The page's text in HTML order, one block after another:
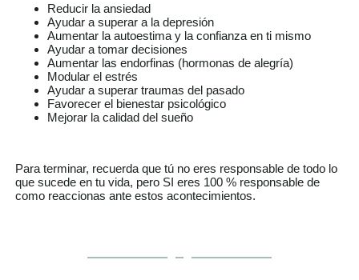
Reducir la ansiedad
Ayudar a superar a la depresión
Aumentar la autoestima y la confianza en ti mismo
Ayudar a tomar decisiones
Aumentar las endorfinas (hormonas de alegría)
Modular el estrés
Ayudar a superar traumas del pasado
Favorecer el bienestar psicológico
Mejorar la calidad del sueño
Para terminar, recuerda que tú no eres responsable de todo lo
que sucede en tu vida, pero SI eres 100 % responsable de
como reaccionas ante estos acontecimientos.